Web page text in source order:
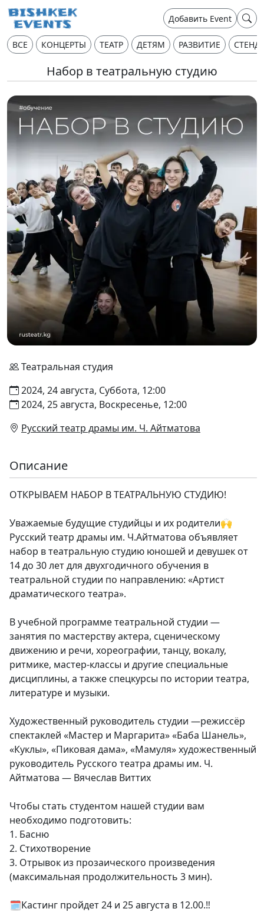
Добавить Event
ВСЕ КОНЦЕРТЫ ТЕАТР ДЕТЯМ РАЗВИТИЕ
Набор в театральную студию
Театральная студия
2024, 24 августа, Суббота, 12:00
2024, 25 августа, Воскресенье, 12:00
Русский театр драмы им. Ч. Айтматова
Описание
ОТКРЫВАЕМ НАБОР В ТЕАТРАЛЬНУЮ СТУДИЮ!
Уважаемые будущие студийцы и их родители🙌
Русский театр драмы им. Ч.Айтматова объявляет
набор в театральную студию юношей и девушек от
14 до 30 лет для двухгодичного обучения в
театральной студии по направлению: «Артист
драматического театра».
В учебной программе театральной студии —
занятия по мастерству актера, сценическому
движению и речи, хореографии, танцу, вокалу,
ритмике, мастер-классы и другие специальные
дисциплины, а также спецкурсы по истории театра,
литературе и музыки.
Художественный руководитель студии —режиссёр
спектаклей «Мастер и Маргарита» «Баба Шанель»,
«Куклы», «Пиковая дама», «Мамуля» художественный
руководитель Русского театра драмы им. Ч.
Айтматова — Вячеслав Виттих
Чтобы стать студентом нашей студии вам
необходимо подготовить:
1. Басню
2. Стихотворение
3. Отрывок из прозаического произведения
(максимальная продолжительность 3 мин).
🗓️Кастинг пройдет 24 и 25 августа в 12.00.‼️